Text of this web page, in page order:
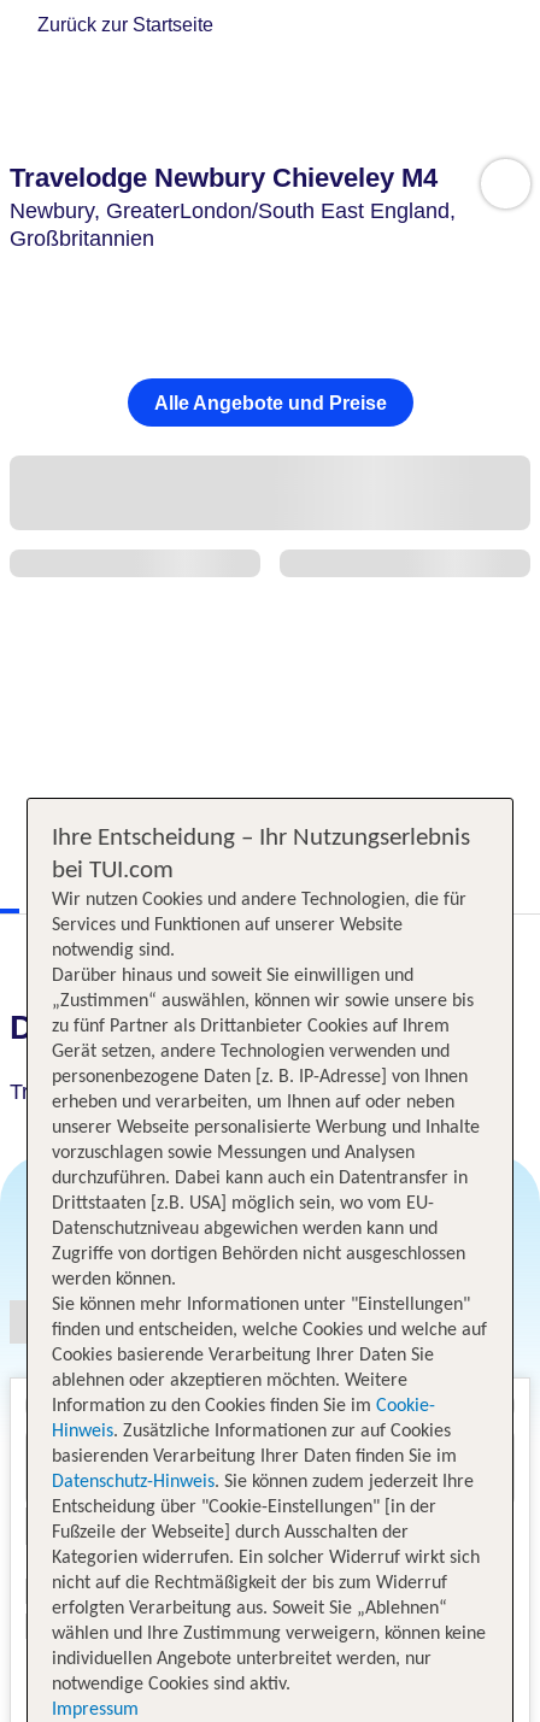
Zurück zur Startseite
Travelodge Newbury Chieveley M4
Newbury, GreaterLondon/South East England,
Großbritannien
Alle Angebote und Preise
Das erwartet Sie
Travelodge Newbury Chieveley M4
Angebotsauswahl
Ihre Entscheidung – Ihr Nutzungserlebnis
bei TUI.com
Wir nutzen Cookies und andere Technologien, die für
Services und Funktionen auf unserer Website
notwendig sind.
Darüber hinaus und soweit Sie einwilligen und
„Zustimmen“ auswählen, können wir sowie unsere bis
zu fünf Partner als Drittanbieter Cookies auf Ihrem
Gerät setzen, andere Technologien verwenden und
personenbezogene Daten [z. B. IP-Adresse] von Ihnen
erheben und verarbeiten, um Ihnen auf oder neben
unserer Webseite personalisierte Werbung und Inhalte
vorzuschlagen sowie Messungen und Analysen
durchzuführen. Dabei kann auch ein Datentransfer in
Drittstaaten [z.B. USA] möglich sein, wo vom EU-
Datenschutzniveau abgewichen werden kann und
Zugriffe von dortigen Behörden nicht ausgeschlossen
werden können.
Sie können mehr Informationen unter "Einstellungen"
finden und entscheiden, welche Cookies und welche auf
Cookies basierende Verarbeitung Ihrer Daten Sie
ablehnen oder akzeptieren möchten. Weitere
Information zu den Cookies finden Sie im Cookie-
Hinweis. Zusätzliche Informationen zur auf Cookies
basierenden Verarbeitung Ihrer Daten finden Sie im
Datenschutz-Hinweis. Sie können zudem jederzeit Ihre
Entscheidung über "Cookie-Einstellungen" [in der
Fußzeile der Webseite] durch Ausschalten der
Kategorien widerrufen. Ein solcher Widerruf wirkt sich
nicht auf die Rechtmäßigkeit der bis zum Widerruf
erfolgten Verarbeitung aus. Soweit Sie „Ablehnen“
wählen und Ihre Zustimmung verweigern, können keine
individuellen Angebote unterbreitet werden, nur
notwendige Cookies sind aktiv.
Impressum